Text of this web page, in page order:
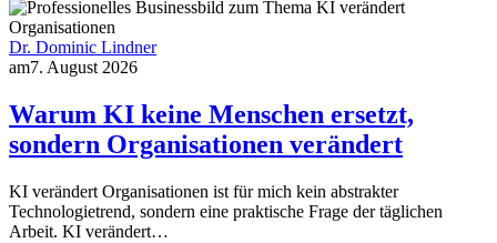
Dr. Dominic Lindner
am7. August 2026
Warum KI keine Menschen ersetzt,
sondern Organisationen verändert
KI verändert Organisationen ist für mich kein abstrakter
Technologietrend, sondern eine praktische Frage der täglichen
Arbeit. KI verändert…